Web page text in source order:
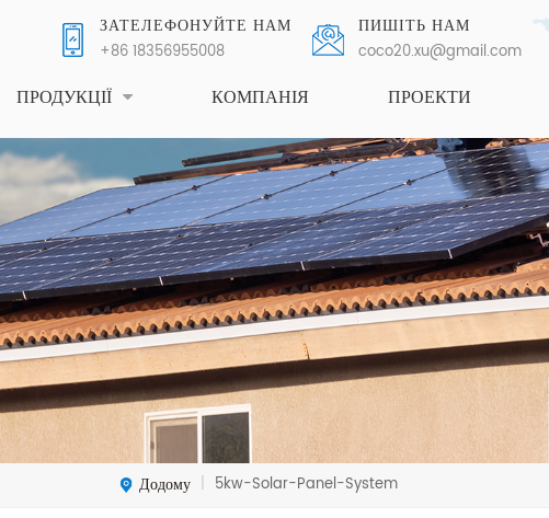
ЗАТЕЛЕФОНУЙТЕ НАМ
+86 18356955008
ПИШІТЬ НАМ
coco20.xu@gmail.com
ПРОДУКЦІЇ КОМПАНІЯ ПРОЕКТИ
Додому | 5kw-Solar-Panel-System